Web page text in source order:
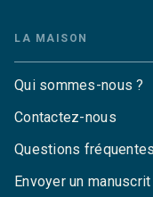
LA MAISON
Qui sommes-nous ?
Contactez-nous
Questions fréquentes
Envoyer un manuscrit